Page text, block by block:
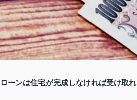
ーンは住宅が完成しなければ受け取れ